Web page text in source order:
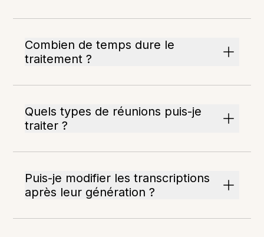
Combien de temps dure le
traitement ?
Quels types de réunions puis-je
traiter ?
Puis-je modifier les transcriptions
après leur génération ?